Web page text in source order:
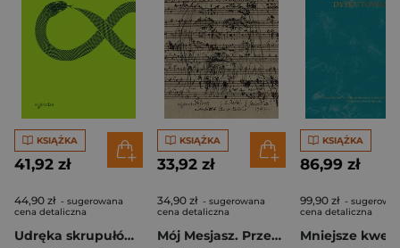
KSIĄŻKA
41,92 zł
44,90 zł - sugerowana
cena detaliczna
Udręka skrupułów. Uzdrów umysł, uwolnij duszę i pozwól Bogu działać
KSIĄŻKA
33,92 zł
34,90 zł - sugerowana
cena detaliczna
Mój Mesjasz. Przewodnik po oratorium G.F. Haendla
KSIĄŻKA
86,99 zł
99,90 zł -
cena detaliczna